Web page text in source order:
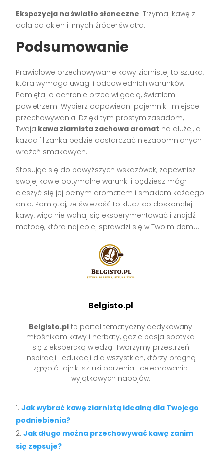
Ekspozycja na światło słoneczne: Trzymaj kawę z
dala od okien i innych źródeł światła.
Podsumowanie
Prawidłowe przechowywanie kawy ziarnistej to sztuka,
która wymaga uwagi i odpowiednich warunków.
Pamiętaj o ochronie przed wilgocią, światłem i
powietrzem. Wybierz odpowiedni pojemnik i miejsce
przechowywania. Dzięki tym prostym zasadom,
Twoja kawa ziarnista zachowa aromat na dłużej, a
każda filiżanka będzie dostarczać niezapomnianych
wrażeń smakowych.
Stosując się do powyższych wskazówek, zapewnisz
swojej kawie optymalne warunki i będziesz mógł
cieszyć się jej pełnym aromatem i smakiem każdego
dnia. Pamiętaj, że świeżość to klucz do doskonałej
kawy, więc nie wahaj się eksperymentować i znajdź
metodę, która najlepiej sprawdzi się w Twoim domu.
Belgisto.pl
Belgisto.pl to portal tematyczny dedykowany
miłośnikom kawy i herbaty, gdzie pasja spotyka
się z ekspercką wiedzą. Tworzymy przestrzeń
inspiracji i edukacji dla wszystkich, którzy pragną
zgłębić tajniki sztuki parzenia i celebrowania
wyjątkowych napojów.
Jak wybrać kawę ziarnistą idealną dla Twojego
podniebienia?
Jak długo można przechowywać kawę zanim
się zepsuje?